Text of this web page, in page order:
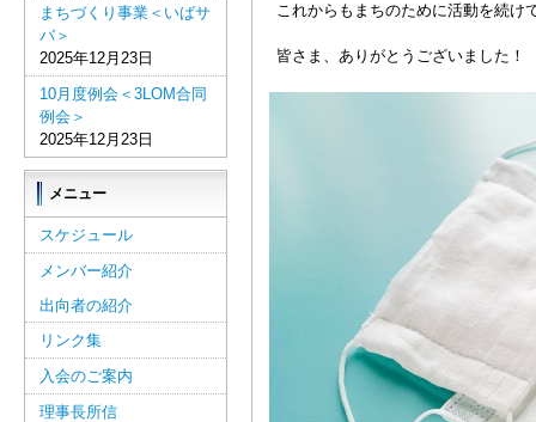
これからもまちのために活動を続け
皆さま、ありがとうございました！
まちづくり事業＜いばサ
バ＞
2025年12月23日
10月度例会＜3LOM合同
例会＞
2025年12月23日
メニュー
スケジュール
メンバー紹介
出向者の紹介
リンク集
入会のご案内
理事長所信